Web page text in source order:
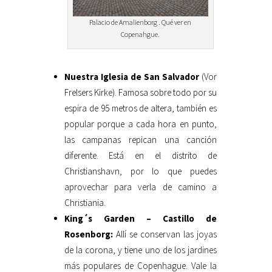
Palacio de Amalienborg . Qué ver en
Copenahgue.
Nuestra Iglesia de San Salvador (Vor
Frelsers Kirke). Famosa sobre todo por su
espira de 95 metros de altera, también es
popular porque a cada hora en punto,
las campanas repican una canción
diferente. Está en el distrito de
Christianshavn, por lo que puedes
aprovechar para verla de camino a
Christiania.
King´s Garden – Castillo de
Rosenborg:Allí se conservan las joyas
de la corona, y tiene uno de los jardines
más populares de Copenhague. Vale la